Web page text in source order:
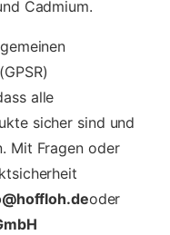
Cadmium.
alle
sicher sind und
Mit Fragen oder
oder